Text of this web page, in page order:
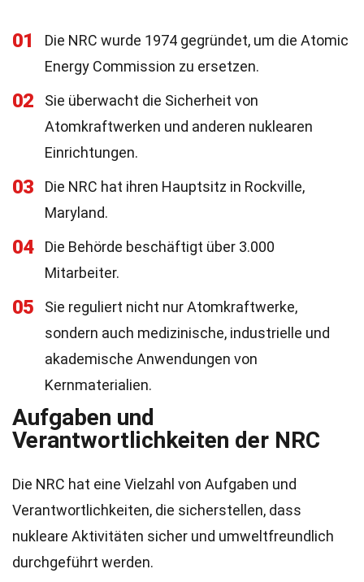
01
Die NRC wurde 1974 gegründet, um die Atomic
Energy Commission zu ersetzen.
02
Sie überwacht die Sicherheit von
Atomkraftwerken und anderen nuklearen
Einrichtungen.
03
Die NRC hat ihren Hauptsitz in Rockville,
Maryland.
04
Die Behörde beschäftigt über 3.000
Mitarbeiter.
05
Sie reguliert nicht nur Atomkraftwerke,
sondern auch medizinische, industrielle und
akademische Anwendungen von
Kernmaterialien.
Aufgaben und
Verantwortlichkeiten der NRC
Die NRC hat eine Vielzahl von Aufgaben und
Verantwortlichkeiten, die sicherstellen, dass
nukleare Aktivitäten sicher und umweltfreundlich
durchgeführt werden.